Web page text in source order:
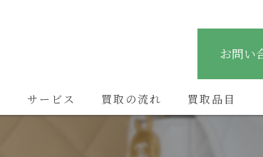
お問い
サービス 買取の流れ 買取品目